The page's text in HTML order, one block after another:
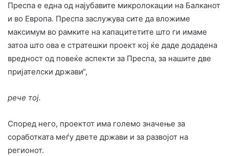
Преспа е една од најубавите микролокации на Балканот
и во Европа. Преспа заслужува сите да вложиме
максимум во рамките на капацитетите што ги имаме
затоа што ова е стратешки проект кој ќе даде додадена
вредност од повеќе аспекти за Преспа, за нашите две
пријателски држави“,
рече тој.
Според него, проектот има големо значење за
соработката меѓу двете држави и за развојот на
регионот.